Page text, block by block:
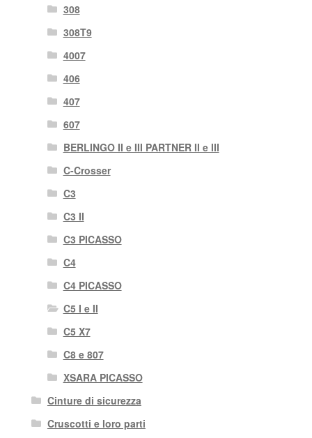
308
308T9
4007
406
407
607
BERLINGO II e III PARTNER II e III
C-Crosser
C3
C3 II
C3 PICASSO
C4
C4 PICASSO
C5 I e II
C5 X7
C8 e 807
XSARA PICASSO
Cinture di sicurezza
Cruscotti e loro parti